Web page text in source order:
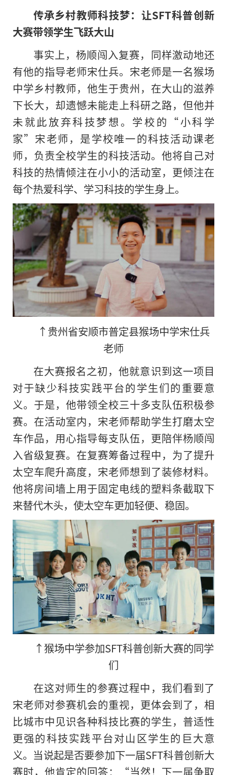
传承乡村教师科技梦：让SFT科普创新
大赛带领学生飞跃大山
事实上 ， 杨顺闯入复赛，同样激动地还
有他的指导老师宋仕兵。宋老师是一名猴场
中学乡村教师，他生于贵州，在大山的滋养
下长大，却遗憾未能走上科研之路，但他并
未就此放弃科技梦想。学校的“小科学
家”宋老师，是学校唯一的科技活动课老
师，负责全校学生的科技活动。他将自己对
科技的热情倾注在小小的活动室，更倾注在
每个热爱科学、学习科技的学生身上。
↑贵州省安顺市普定县猴场中学宋仕兵
老师
在大赛报名之初，他就意识到这一项目
对于缺少科技实践平台的学生们的重要意
义。于是，他带领全校三十多支队伍积极参
赛。在活动室内，宋老师帮助学生打磨太空
车作品，用心指导每支队伍，更陪伴杨顺闯
入省级复赛。在复赛筹备过程中，为了提升
太空车爬升高度，宋老师想到了装修材料。
他将房间墙上用于固定电线的塑料条截取下
来替代木头，使太空车更加轻便、稳固。
↑猴场中学参加SFT科普创新大赛的同学
们
在这对师生的参赛过程中，我们看到了
宋老师对参赛机会的重视，更体会到了，相
比城市中见识各种科技比赛的学生，普适性
更强的科技实践平台对山区学生的巨大意
义。当说起是否要参加下一届SFT科普创新大
赛时，他肯定的回答：“当然！下一届争取